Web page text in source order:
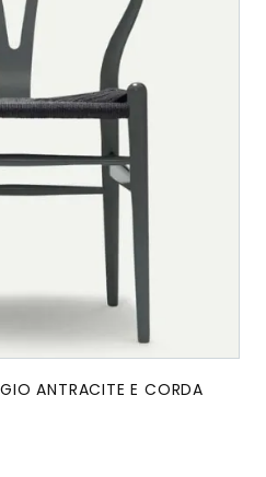
ANTRACITE E CORDA